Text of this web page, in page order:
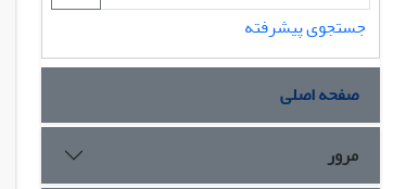
جستجوی پیشرفته
صفحه اصلی
مرور